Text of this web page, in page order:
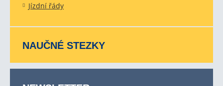
Jízdní řády
NAUČNÉ STEZKY